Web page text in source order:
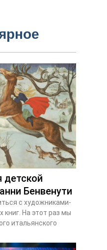
детской
Бенвенути
с художниками-
книг. На этот раз мы
итальянского